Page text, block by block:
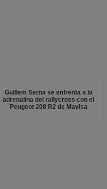
Guillem Serna se enfrenta a la
adrenalina del rallycross con el
Peugeot 208 R2 de Mavisa